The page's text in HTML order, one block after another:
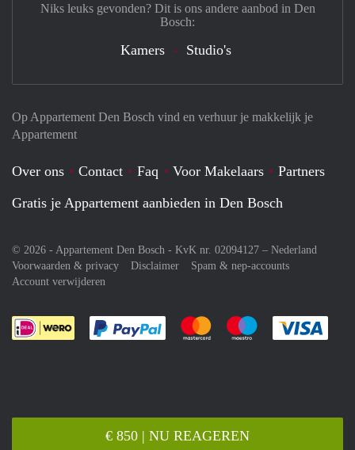
€ 850 | NU REAGEREN
Op Appartement Den Bosch vind en verhuur je makkelijk je
Appartement
Over ons Contact Faq Voor Makelaars
Partners
Gratis je Appartement aanbieden in Den Bosch
© 2026 - Appartement Den Bosch - KvK nr. 02094127 – Nederland
Voorwaarden & privacy
Disclaimer
Spam & nep-accounts
Account verwijderen
Je rekent gemakkelijk af met Paypal
Je rekent gemakkelijk af met
Je rekent
Niks leuks gevonden? Dit is ons andere aanbod in Den
Bosch:
Kamers Studio's